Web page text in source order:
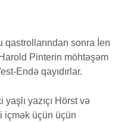
qastrollarından sonra İen
Pinterin möhtəşəm
Endə qayıdırlar.
yazıçı Hörst və
içmək üçün üçün